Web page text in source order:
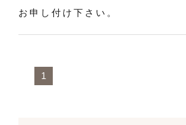
お申し付け下さい。
1